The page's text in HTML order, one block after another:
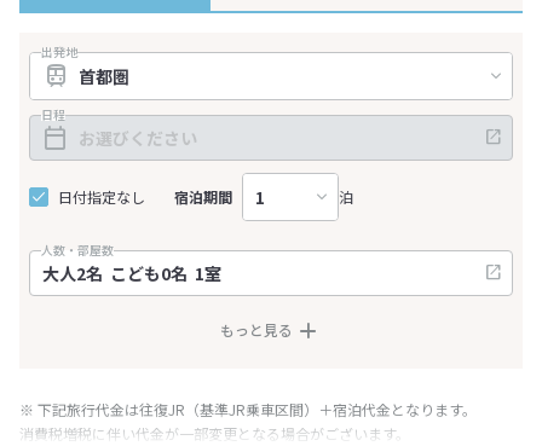
出発地
日程
日付指定なし 宿泊期間 泊
人数・部屋数
もっと見る
※ 下記旅行代金は往復JR（基準JR乗車区間）＋宿泊代金となります。
消費税増税に伴い代金が一部変更となる場合がございます。